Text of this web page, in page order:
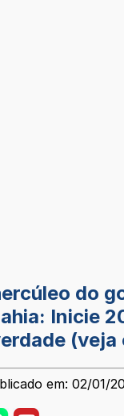
do
Inicie
(veja
em: 02/01/